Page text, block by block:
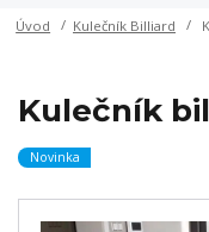
Úvod Kulečník Billiard
Kulečník
Novinka